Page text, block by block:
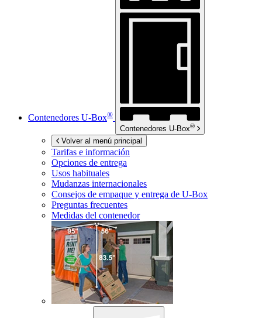
Contenedores U-Box®
Contenedores U-Box®
Volver al menú principal
Tarifas e información
Opciones de entrega
Usos habituales
Mudanzas internacionales
Consejos de empaque y entrega de U-Box
Preguntas frecuentes
Medidas del contenedor